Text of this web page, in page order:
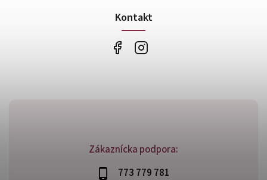
Zákaznícka podpora:
773 779 781
Kontakt